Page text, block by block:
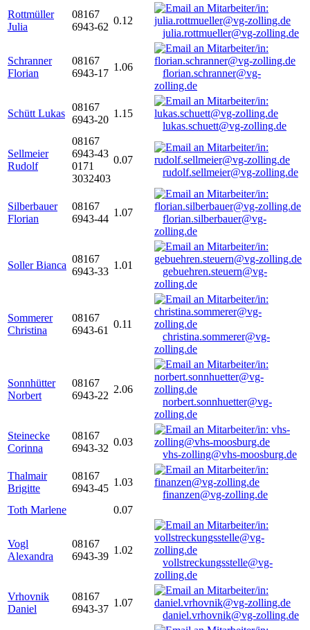
Rottmüller
Julia
08167
6943-62
0.12
julia.rottmueller@vg-zolling.de
Schranner
Florian
08167
6943-17
1.06
florian.schranner@vg-
zolling.de
Schütt Lukas
08167
6943-20
1.15
lukas.schuett@vg-zolling.de
Sellmeier
Rudolf
08167
6943-43
0171
3032403
0.07
rudolf.sellmeier@vg-zolling.de
Silberbauer
Florian
08167
6943-44
1.07
florian.silberbauer@vg-
zolling.de
Soller Bianca
08167
6943-33
1.01
gebuehren.steuern@vg-
zolling.de
Sommerer
Christina
08167
6943-61
0.11
christina.sommerer@vg-
zolling.de
Sonnhütter
Norbert
08167
6943-22
2.06
norbert.sonnhuetter@vg-
zolling.de
Steinecke
Corinna
08167
6943-32
0.03
vhs-zolling@vhs-moosburg.de
Thalmair
Brigitte
08167
6943-45
1.03
finanzen@vg-zolling.de
Toth Marlene
0.07
Vogl
Alexandra
08167
6943-39
1.02
vollstreckungsstelle@vg-
zolling.de
Vrhovnik
Daniel
08167
6943-37
1.07
daniel.vrhovnik@vg-zolling.de